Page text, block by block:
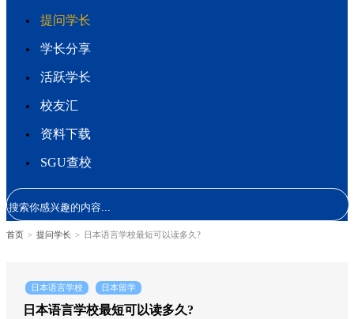
提问学长
学长分享
活跃学长
校友汇
资料下载
SGU查校
首页 > 提问学长 > 日本语言学校最短可以读多久?
日本语言学校 日本留学
日本语言学校最短可以读多久?